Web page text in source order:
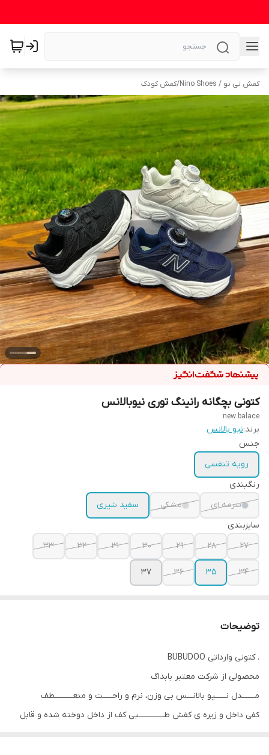
کفش نی نو / Nino Shoes /کفش کودک
کتونی بچگانه رانینگ توری نیوبالانس
new balace
برند:نیو بالانس
جنس
رویه تنفسی
رنگبندی
سرمه ای
مشکی
سفید شیری
سایزبندی
27
28
29
30
31
32
33
34
35
36
37
توضیحات
. کتونی وارداتی BUBUDOO
محصولی از شرکت معتبر بابداگ
مـــــــدل نــــــیو بالانـــس بی وزن، نرم و راحـــــت و منعــــــــــطف
کفی داخل و زیره ی کفش طــــــــــــــبی کف از داخل دوخته شده و قابل